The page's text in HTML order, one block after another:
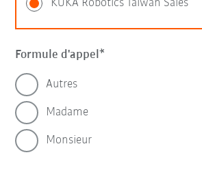
KUKA Robotics Taiwan Sales
Formule d'appel
Autres
Madame
Monsieur